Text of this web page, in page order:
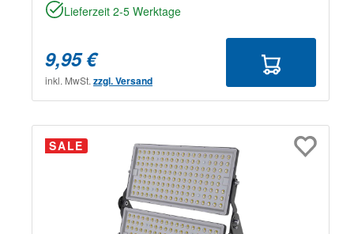
Lieferzeit 2-5 Werktage
9,95 €
inkl. MwSt. zzgl. Versand
SALE